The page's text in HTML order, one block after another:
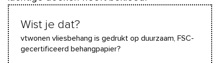
Wist je dat?
vtwonen vliesbehang is gedrukt op duurzaam, FSC-
gecertificeerd behangpapier?